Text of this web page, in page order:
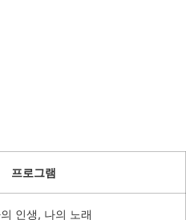
프로그램
인생, 나의 노래